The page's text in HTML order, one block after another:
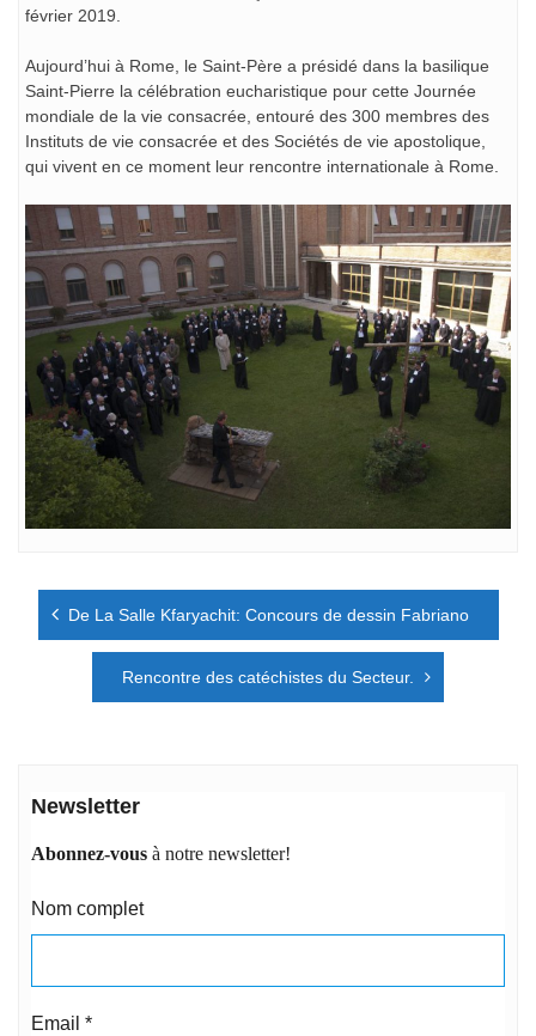
février 2019.
Aujourd’hui à Rome, le Saint-Père a présidé dans la basilique
Saint-Pierre la célébration eucharistique pour cette Journée
mondiale de la vie consacrée, entouré des 300 membres des
Instituts de vie consacrée et des Sociétés de vie apostolique,
qui vivent en ce moment leur rencontre internationale à Rome.
Navigation
De La Salle Kfaryachit: Concours de dessin Fabriano
Rencontre des catéchistes du Secteur.
Newsletter
Abonnez-vous à notre newsletter!
Nom complet
Email *